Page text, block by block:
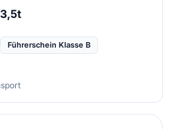
Führerschein Klasse B